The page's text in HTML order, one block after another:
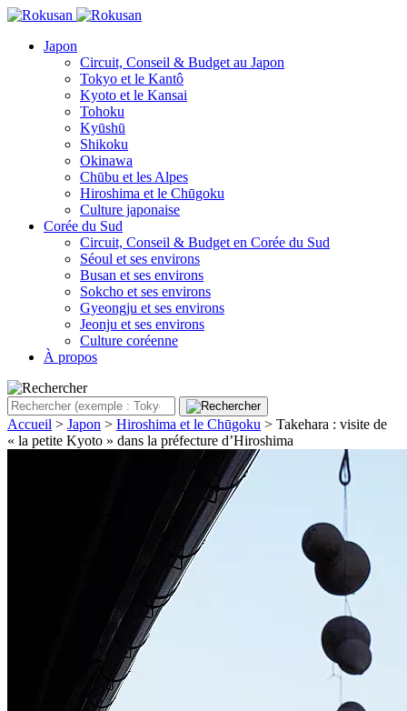
Japon
Circuit, Conseil & Budget au Japon
Tokyo et le Kantô
Kyoto et le Kansai
Tohoku
Kyūshū
Shikoku
Okinawa
Chūbu et les Alpes
Hiroshima et le Chūgoku
Culture japonaise
Corée du Sud
Circuit, Conseil & Budget en Corée du Sud
Séoul et ses environs
Busan et ses environs
Sokcho et ses environs
Gyeongju et ses environs
Jeonju et ses environs
Culture coréenne
À propos
Accueil > Japon > Hiroshima et le Chūgoku > Takehara : visite de
« la petite Kyoto » dans la préfecture d’Hiroshima